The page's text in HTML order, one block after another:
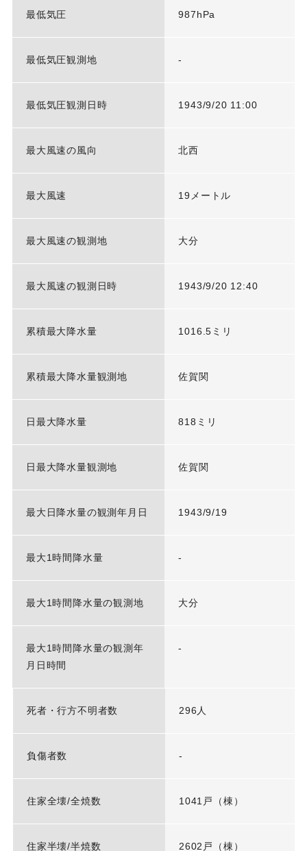
最低気圧 987hPa
最低気圧観測地 -
最低気圧観測日時 1943/9/20 11:00
最大風速の風向 北西
最大風速 19メートル
最大風速の観測地 大分
最大風速の観測日時 1943/9/20 12:40
累積最大降水量 1016.5ミリ
累積最大降水量観測地 佐賀関
日最大降水量 818ミリ
日最大降水量観測地 佐賀関
最大日降水量の観測年月日 1943/9/19
最大1時間降水量 -
最大1時間降水量の観測地 大分
最大1時間降水量の観測年
月日時間
-
死者・行方不明者数 296人
負傷者数 -
住家全壊/全焼数 1041戸（棟）
住家半壊/半焼数 2602戸（棟）